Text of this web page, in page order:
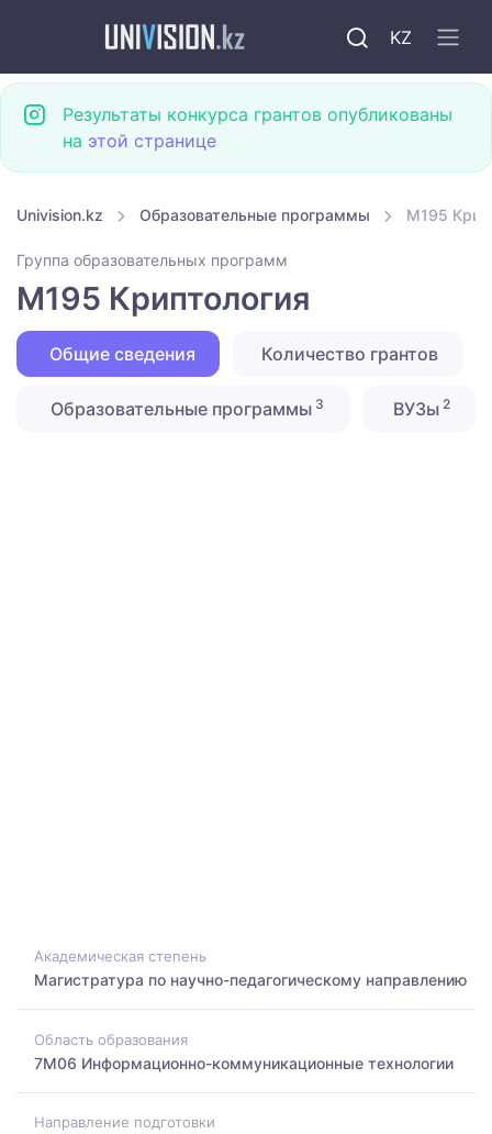
KZ
Результаты конкурса грантов опубликованы
на этой странице
Univision.kz Образовательные программы M195
Группа образовательных программ
M195 Криптология
Общие сведения Количество грантов
Образовательные программы 3 ВУЗы2
Академическая степень
Магистратура по научно-педагогическому направлению
Область образования
7M06 Информационно-коммуникационные технологии
Направление подготовки